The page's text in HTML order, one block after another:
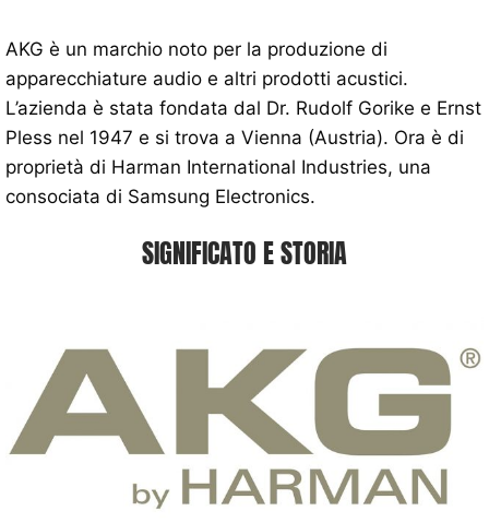
AKG è un marchio noto per la produzione di
apparecchiature audio e altri prodotti acustici.
L’azienda è stata fondata dal Dr. Rudolf Gorike e Ernst
Pless nel 1947 e si trova a Vienna (Austria). Ora è di
proprietà di Harman International Industries, una
consociata di Samsung Electronics.
SIGNIFICATO E STORIA